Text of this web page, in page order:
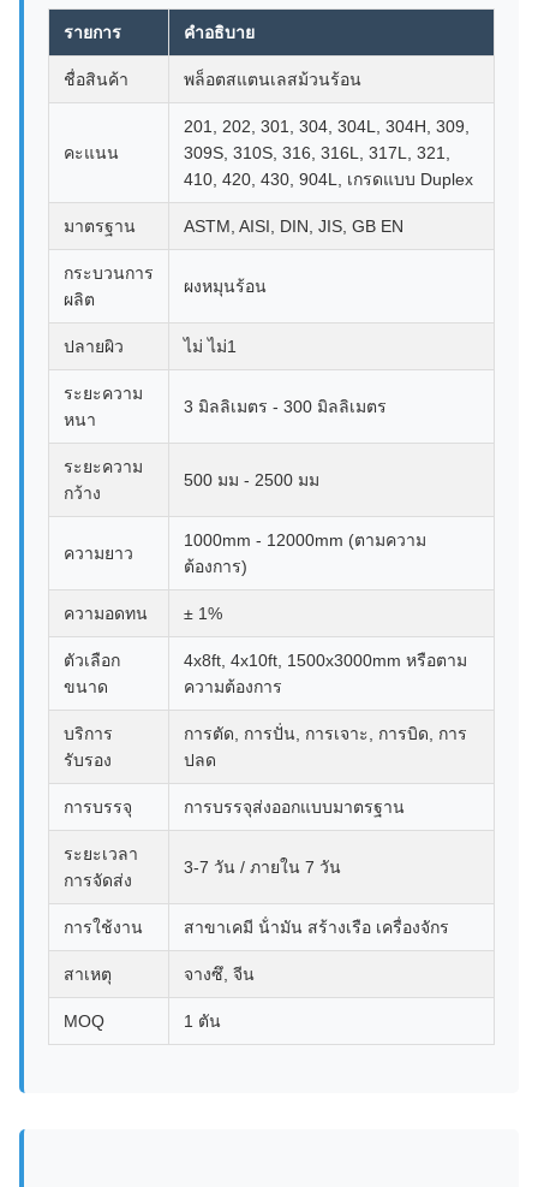
รายการ คําอธิบาย
ชื่อสินค้า พล็อตสแตนเลสม้วนร้อน
คะแนน
201, 202, 301, 304, 304L, 304H, 309,
309S, 310S, 316, 316L, 317L, 321,
410, 420, 430, 904L, เกรดแบบ Duplex
มาตรฐาน ASTM, AISI, DIN, JIS, GB EN
กระบวนการ
ผลิต
ผงหมุนร้อน
ปลายผิว ไม่ ไม่1
ระยะความ
หนา
3 มิลลิเมตร - 300 มิลลิเมตร
ระยะความ
กว้าง
500 มม - 2500 มม
ความยาว
1000mm - 12000mm (ตามความ
ต้องการ)
ความอดทน ± 1%
ตัวเลือก
ขนาด
4x8ft, 4x10ft, 1500x3000mm หรือตาม
ความต้องการ
บริการ
รับรอง
การตัด, การปั่น, การเจาะ, การบิด, การ
ปลด
การบรรจุ การบรรจุส่งออกแบบมาตรฐาน
ระยะเวลา
การจัดส่ง
3-7 วัน / ภายใน 7 วัน
การใช้งาน สาขาเคมี น้ํามัน สร้างเรือ เครื่องจักร
สาเหตุ จางซึ, จีน
MOQ 1 ตัน